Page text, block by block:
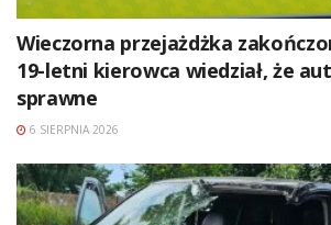
Wieczorna przejażdżka
19-letni kierowca wiedział, że
sprawne
6 SIERPNIA 2026